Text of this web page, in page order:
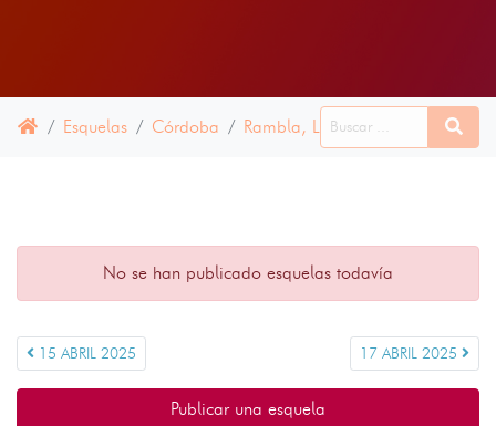
Esquelas Córdoba Rambla, La 16 ABRIL 2025
No se han publicado esquelas todavía
15 ABRIL 2025 17 ABRIL 2025
Publicar una esquela